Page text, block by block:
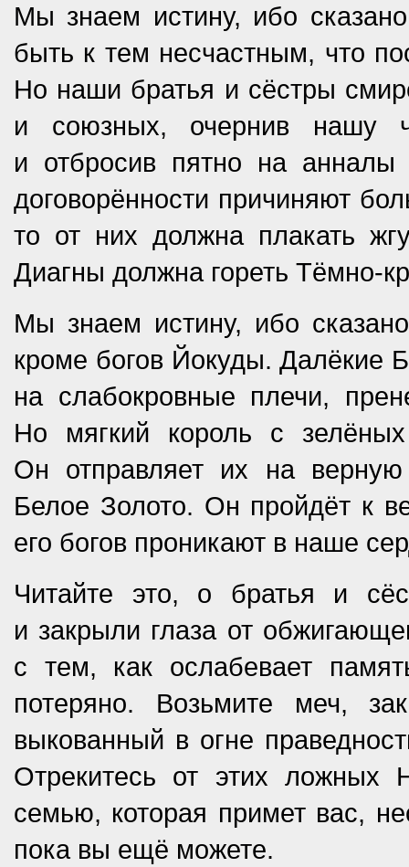
Мы знаем истину, ибо
быть к тем несчастным, что
Но наши братья и сёстры
и союзных, очернив нашу
и отбросив пятно на
договорённости причиняют
то от них должна плакать
Диагны должна гореть Тёмно-
Мы знаем истину, ибо
кроме богов Йокуды. Далёкие
на слабокровные плечи,
Но мягкий король с
Он отправляет их на верную
Белое Золото. Он пройдёт к
его богов проникают в наше
Читайте это, о братья и
и закрыли глаза от
с тем, как ослабевает
потеряно. Возьмите меч,
выкованный в огне
Отрекитесь от этих
семью, которая примет вас,
пока вы ещё можете.